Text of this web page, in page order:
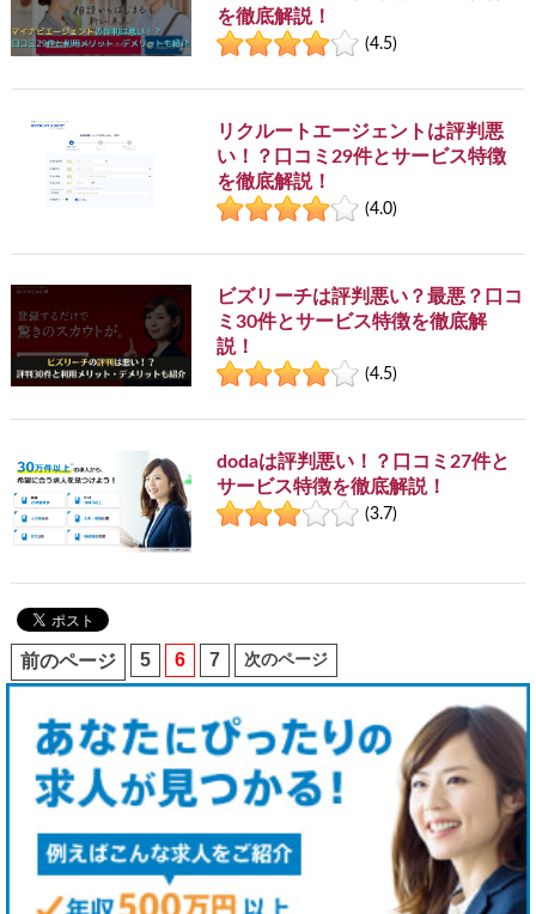
を徹底解説！
(4.5)
リクルートエージェントは評判悪
い！？口コミ29件とサービス特徴
を徹底解説！
(4.0)
ビズリーチは評判悪い？最悪？口コ
ミ30件とサービス特徴を徹底解
説！
(4.5)
dodaは評判悪い！？口コミ27件と
サービス特徴を徹底解説！
(3.7)
前のページ 5 6 7 次のページ